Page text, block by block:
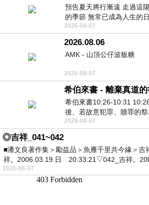
預告夏天將行漸遠 走過這
的季節 無常已成為人生的
舒心 轉眼驟成昨日 而明晨
2026-08-07
2026.08.06
AMK - 山頂公仔波板糖
2026-08-07
希伯來書 - 離棄真道
希伯來書10:26-10:31
後、若故意犯罪、贖罪的
有戰懼等候審判和那燒滅眾
2026-08-07
◎吉祥_041~042
■潘文良著作集＞勵益品＞魚雁千里共今緣＞
祥。2006.03.19.日 20:33:21▽042_吉祥。
2026-08-07